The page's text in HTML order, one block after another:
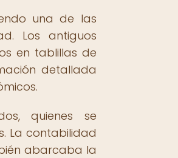
una de las
Los antiguos
en tablillas de
detallada
quienes se
La contabilidad
abarcaba la